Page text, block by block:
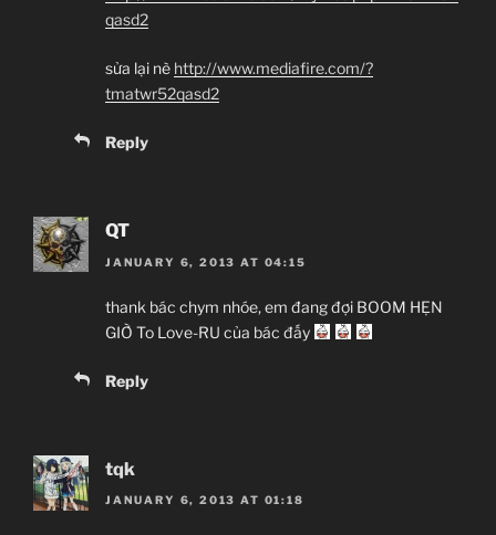
qasd2
sửa lại nè http://www.mediafire.com/?
tmatwr52qasd2
Reply
QT
JANUARY 6, 2013 AT 04:15
thank bác chym nhóe, em đang đợi BOOM HẸN
GIỜ To Love-RU của bác đấy
Reply
tqk
JANUARY 6, 2013 AT 01:18